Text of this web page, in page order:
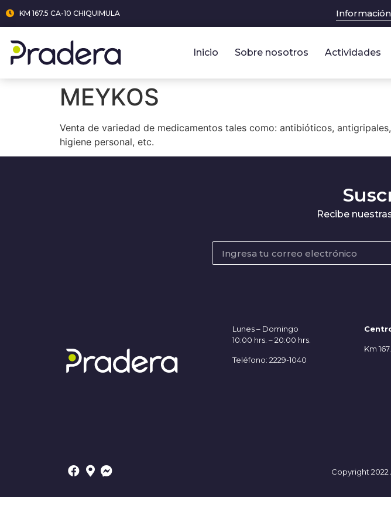
KM 167.5 CA-10 CHIQUIMULA
Inicio Sobre nosotros Actividades
MEYKOS
Venta de variedad de medicamentos tales como: antibióticos,
higiene personal, etc.
Recibe
Lunes – Domingo
10:00 hrs. – 20:00 hrs.
Teléfono: 2229-1040
Km
Copyright